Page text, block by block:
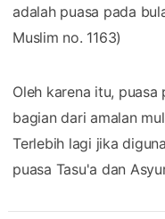
adalah puasa pada
Muslim no. 1163)
Oleh karena itu,
bagian dari amalan
Terlebih lagi jika
puasa Tasu'a dan